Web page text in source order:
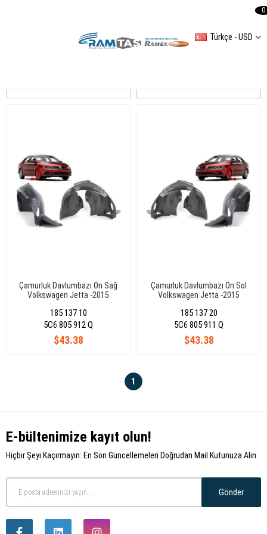
Türkçe - USD
0
Çamurluk Davlumbazı Ön Sağ
Volkswagen Jetta -2015
185 137 10
$43.38
5C6 805 912 Q
Çamurluk Davlumbazı Ön Sol
Volkswagen Jetta -2015
185 137 20
$43.38
5C6 805 911 Q
1
E-bültenimize kayıt olun!
Hiçbir Şeyi Kaçırmayın: En Son Güncellemeleri Doğrudan Mail Kutunuza Alın
Gönder